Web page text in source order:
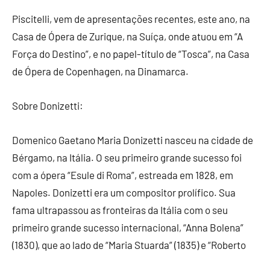
Piscitelli, vem de apresentações recentes, este ano, na
Casa de Ópera de Zurique, na Suíça, onde atuou em “A
Força do Destino”, e no papel-título de “Tosca”, na Casa
de Ópera de Copenhagen, na Dinamarca.
Sobre Donizetti:
Domenico Gaetano Maria Donizetti nasceu na cidade de
Bérgamo, na Itália. O seu primeiro grande sucesso foi
com a ópera “Esule di Roma”, estreada em 1828, em
Napoles. Donizetti era um compositor prolífico. Sua
fama ultrapassou as fronteiras da Itália com o seu
primeiro grande sucesso internacional, “Anna Bolena”
(1830), que ao lado de “Maria Stuarda” (1835) e “Roberto